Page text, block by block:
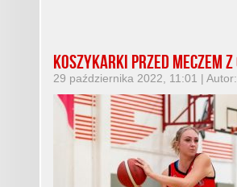
Koszykarki przed meczem
29 października 2022, 11:01 |